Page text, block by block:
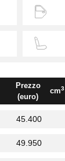
Prezzo
(euro)
cm3
45.400
49.950